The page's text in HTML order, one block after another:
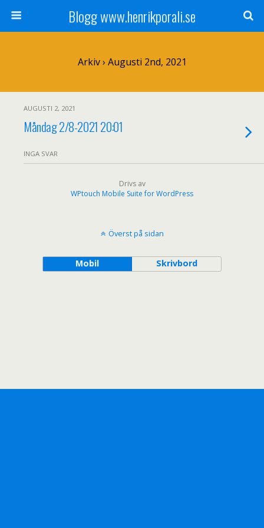
Blogg www.henrikporali.se
Arkiv › Augusti 2nd, 2021
AUGUSTI 2, 2021
Måndag 2/8-2021 20:01
INGA SVAR
Drivs av
WPtouch Mobile Suite for WordPress
Överst på sidan
Mobil Skrivbord